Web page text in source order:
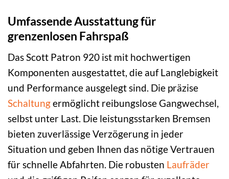
Umfassende Ausstattung für
grenzenlosen Fahrspaß
Das Scott Patron 920 ist mit hochwertigen
Komponenten ausgestattet, die auf Langlebigkeit
und Performance ausgelegt sind. Die präzise
Schaltungermöglicht reibungslose Gangwechsel,
selbst unter Last. Die leistungsstarken Bremsen
bieten zuverlässige Verzögerung in jeder
Situation und geben Ihnen das nötige Vertrauen
für schnelle Abfahrten. Die robusten Laufräder